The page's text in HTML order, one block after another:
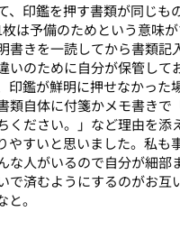
、印鑑を押す書類が同じも
は予備のためという意味
書きを一読してから書類記
いのために自分が保管して
印鑑が鮮明に押せなかった
類自体に付箋かメモ書きで
ください。」など理由を添
やすいと思いました。私も
な人がいるので自分が細部
で済むようにするのがお互
。